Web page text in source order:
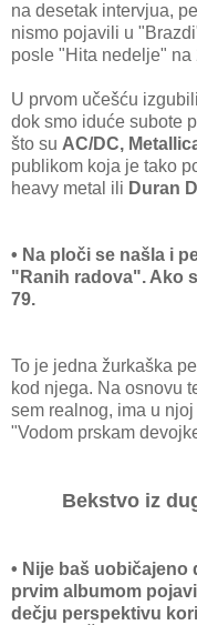
na desetak intervjua,
nismo pojavili u
posle "Hita nedelje" na
U prvom učešću
dok smo iduće subote
što su AC/DC,
publikom koja je tako
heavy metal ili Duran
• Na ploči se našla i
"Ranih radova". Ako
79.
To je jedna žurkaška
kod njega. Na osnovu
sem realnog, ima u
"Vodom prskam
Bekstvo iz
• Nije baš
prvim albumom
dečju perspektivu